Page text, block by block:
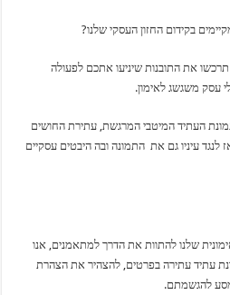
בקידום החזון העסקי שלנו?
את התובנות שיניעו אתכם לפעולה
עסק משגשג לאימון.
העתיד המיטבי המרגשת, עתירת החושים
לנגד עיניו גם את התמונה ובה היבטים עסקיים
שלנו להתוות את הדרך למתאמנים, אנו
עתיד עתירה בפרטים, להצהיר את הצהרת
להגשמתם.